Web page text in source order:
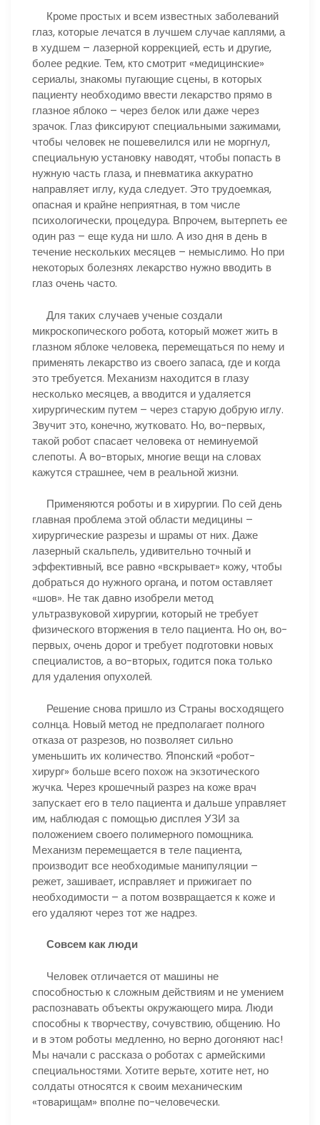
Кроме простых и всем известных заболеваний
глаз, которые лечатся в лучшем случае каплями, а
в худшем – лазерной коррекцией, есть и другие,
более редкие. Тем, кто смотрит «медицинские»
сериалы, знакомы пугающие сцены, в которых
пациенту необходимо ввести лекарство прямо в
глазное яблоко – через белок или даже через
зрачок. Глаз фиксируют специальными зажимами,
чтобы человек не пошевелился или не моргнул,
специальную установку наводят, чтобы попасть в
нужную часть глаза, и пневматика аккуратно
направляет иглу, куда следует. Это трудоемкая,
опасная и крайне неприятная, в том числе
психологически, процедура. Впрочем, вытерпеть ее
один раз – еще куда ни шло. А изо дня в день в
течение нескольких месяцев – немыслимо. Но при
некоторых болезнях лекарство нужно вводить в
глаз очень часто.
Для таких случаев ученые создали
микроскопического робота, который может жить в
глазном яблоке человека, перемещаться по нему и
применять лекарство из своего запаса, где и когда
это требуется. Механизм находится в глазу
несколько месяцев, а вводится и удаляется
хирургическим путем – через старую добрую иглу.
Звучит это, конечно, жутковато. Но, во-первых,
такой робот спасает человека от неминуемой
слепоты. А во-вторых, многие вещи на словах
кажутся страшнее, чем в реальной жизни.
Применяются роботы и в хирургии. По сей день
главная проблема этой области медицины –
хирургические разрезы и шрамы от них. Даже
лазерный скальпель, удивительно точный и
эффективный, все равно «вскрывает» кожу, чтобы
добраться до нужного органа, и потом оставляет
«шов». Не так давно изобрели метод
ультразвуковой хирургии, который не требует
физического вторжения в тело пациента. Но он, во-
первых, очень дорог и требует подготовки новых
специалистов, а во-вторых, годится пока только
для удаления опухолей.
Решение снова пришло из Страны восходящего
солнца. Новый метод не предполагает полного
отказа от разрезов, но позволяет сильно
уменьшить их количество. Японский «робот-
хирург» больше всего похож на экзотического
жучка. Через крошечный разрез на коже врач
запускает его в тело пациента и дальше управляет
им, наблюдая с помощью дисплея УЗИ за
положением своего полимерного помощника.
Механизм перемещается в теле пациента,
производит все необходимые манипуляции –
режет, зашивает, исправляет и прижигает по
необходимости – а потом возвращается к коже и
его удаляют через тот же надрез.
Совсем как люди
Человек отличается от машины не
способностью к сложным действиям и не умением
распознавать объекты окружающего мира. Люди
способны к творчеству, сочувствию, общению. Но
и в этом роботы медленно, но верно догоняют нас!
Мы начали с рассказа о роботах с армейскими
специальностями. Хотите верьте, хотите нет, но
солдаты относятся к своим механическим
«товарищам» вполне по-человечески.